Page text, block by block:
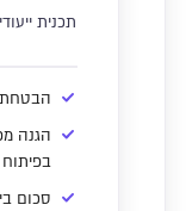
תכנית
הבטחת
הגנה
סכום